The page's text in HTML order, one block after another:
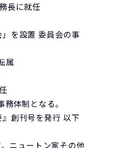
長に就任
を設置 委員会の事
属
体制となる。
創刊号を発行 以下
ニュートン家その他